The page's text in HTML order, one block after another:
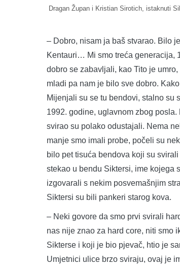
Dragan Župan i Kristian Sirotich, istaknuti
– Dobro, nisam ja baš stvarao. Bilo
Kentauri… Mi smo treća generacija,
dobro se zabavljali, kao Tito je
mladi pa nam je bilo sve dobro.
Mijenjali su se tu bendovi, stalno su
1992. godine, uglavnom zbog
svirao su polako odustajali. Nema
manje smo imali probe, počeli su
bilo pet tisuća bendova koji su
stekao u bendu Siktersi, ime kojega
izgovarali s nekim posvemašnjim
Siktersi su bili pankeri starog kova.
– Neki govore da smo prvi svirali
nas nije znao za hard core, niti smo
Sikterse i koji je bio pjevač, htio je
Umjetnici ulice brzo sviraju, ovaj je